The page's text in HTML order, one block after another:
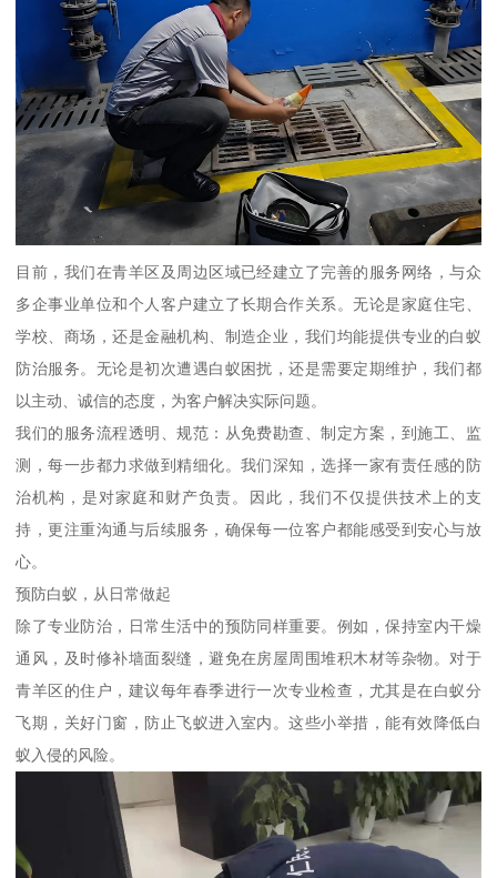
目前，我们在青羊区及周边区域已经建立了完善的服务网络，与众
多企事业单位和个人客户建立了长期合作关系。无论是家庭住宅、
学校、商场，还是金融机构、制造企业，我们均能提供专业的白蚁
防治服务。无论是初次遭遇白蚁困扰，还是需要定期维护，我们都
以主动、诚信的态度，为客户解决实际问题。
我们的服务流程透明、规范：从免费勘查、制定方案，到施工、监
测，每一步都力求做到精细化。我们深知，选择一家有责任感的防
治机构，是对家庭和财产负责。因此，我们不仅提供技术上的支
持，更注重沟通与后续服务，确保每一位客户都能感受到安心与放
心。
预防白蚁，从日常做起
除了专业防治，日常生活中的预防同样重要。例如，保持室内干燥
通风，及时修补墙面裂缝，避免在房屋周围堆积木材等杂物。对于
青羊区的住户，建议每年春季进行一次专业检查，尤其是在白蚁分
飞期，关好门窗，防止飞蚁进入室内。这些小举措，能有效降低白
蚁入侵的风险。